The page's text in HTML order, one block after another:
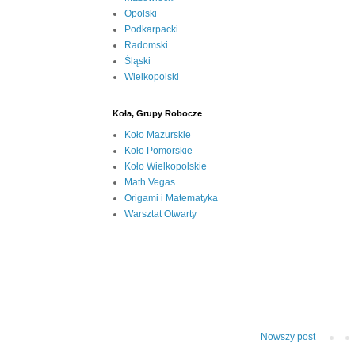
Nowszy post
Opolski
Podkarpacki
Radomski
Śląski
Wielkopolski
Koła, Grupy Robocze
Koło Mazurskie
Koło Pomorskie
Koło Wielkopolskie
Math Vegas
Origami i Matematyka
Warsztat Otwarty